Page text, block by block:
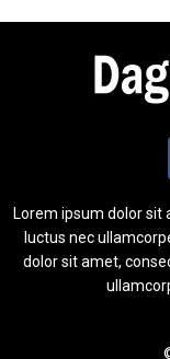
Lorem ipsum dolor sit
luctus nec
dolor sit amet,